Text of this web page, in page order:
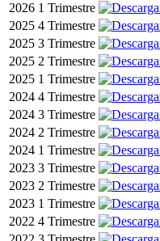
2026 1 Trimestre
2025 4 Trimestre
2025 3 Trimestre
2025 2 Trimestre
2025 1 Trimestre
2024 4 Trimestre
2024 3 Trimestre
2024 2 Trimestre
2024 1 Trimestre
2023 3 Trimestre
2023 2 Trimestre
2023 1 Trimestre
2022 4 Trimestre